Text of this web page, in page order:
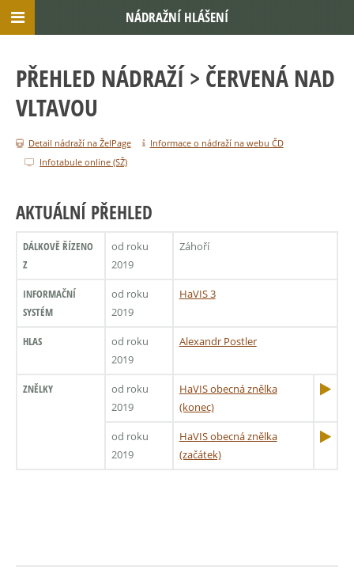
PŘEHLED NÁDRAŽÍ > ČERVENÁ NAD
VLTAVOU
Detail nádraží na ŽelPage
Informace o nádraží na webu ČD
Infotabule online (SŽ)
AKTUÁLNÍ PŘEHLED
DÁLKOVĚ ŘÍZENO
Z
od roku
2019
Záhoří
INFORMAČNÍ
SYSTÉM
od roku
2019
HaVIS 3
HLAS
od roku
2019
Alexandr Postler
ZNĚLKY
od roku
2019
HaVIS obecná znělka
(konec)
od roku
2019
HaVIS obecná znělka
(začátek)
NÁDRAŽNÍ HLÁŠENÍ